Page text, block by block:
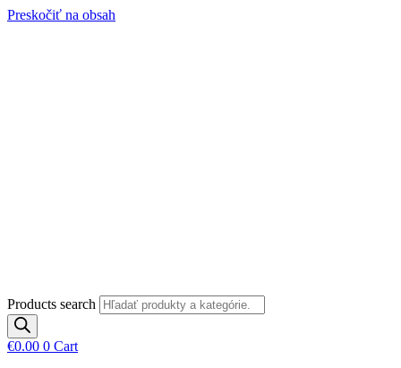
Preskočiť na obsah
Products search
€0.00 0 Cart